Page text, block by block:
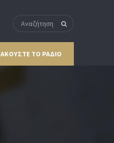
ΑΚΟΥΣΤΕ ΤΟ ΡΑΔΙΟ